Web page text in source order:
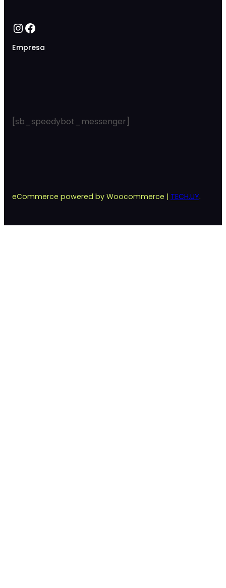
InstagramFacebook
Empresa
[sb_speedybot_messenger]
eCommerce powered by Woocommerce | TECH.UY.